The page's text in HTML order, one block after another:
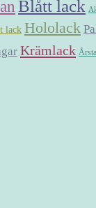
Blått lack
lack Hololack
Krämlack